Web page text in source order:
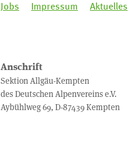
Jobs Impressum Aktuelles
Anschrift
Sektion Allgäu-Kempten
des Deutschen Alpenvereins e.V.
Aybühlweg 69, D-87439 Kempten